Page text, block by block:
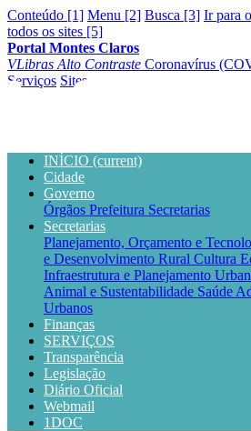
Conteúdo [1] Menu [2] Busca [3] Ir para
todos os sites [5]
Portal Montes Claros
VLibras Alto Contraste Coronavírus
Serviços Sites
INÍCIO (current)
Cidade
Governo
Órgãos Prefeitura Secretarias
Secretarias
Planejamento, Orçamento e
e Desenvolvimento Rural Cultura
Infraestrutura e Planejamento
Animal e Sustentabilidade Saúde
Urbanos
Finanças
SERVIÇOS
Transparência
Legislação
Diário Oficial
Webmail
1DOC